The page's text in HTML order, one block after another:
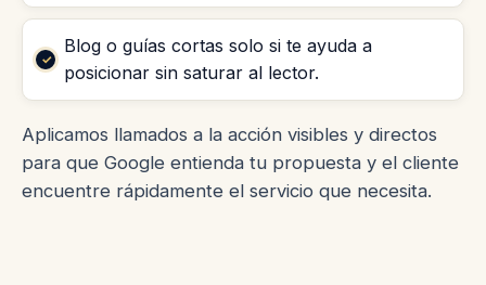
Blog o guías cortas solo si te ayuda a
posicionar sin saturar al lector.
Aplicamos llamados a la acción visibles y directos
para que Google entienda tu propuesta y el cliente
encuentre rápidamente el servicio que necesita.